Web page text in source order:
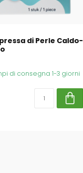
di Perle Caldo-
di consegna 1-3 giorni